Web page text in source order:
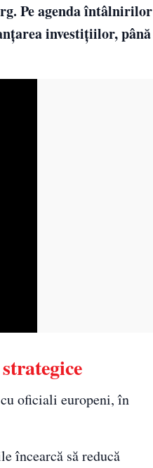
Pe agenda întâlnirilor
investițiilor, până
oficiali europeni, în
încearcă să reducă